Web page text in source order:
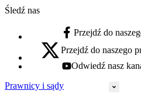
Śledź nas
facebook - otwiera się w
Przejdź do
x - otwiera się w nowej karcie
Przejdź do naszego
youtube - otwiera się w
Odwiedź nasz
Prawnicy i sądy